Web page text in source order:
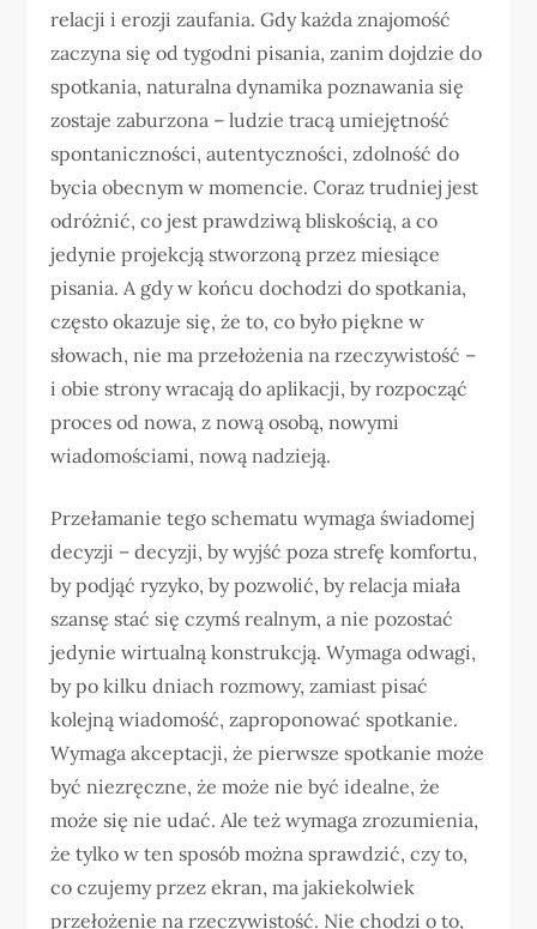
relacji i erozji zaufania. Gdy każda znajomość
zaczyna się od tygodni pisania, zanim dojdzie do
spotkania, naturalna dynamika poznawania się
zostaje zaburzona – ludzie tracą umiejętność
spontaniczności, autentyczności, zdolność do
bycia obecnym w momencie. Coraz trudniej jest
odróżnić, co jest prawdziwą bliskością, a co
jedynie projekcją stworzoną przez miesiące
pisania. A gdy w końcu dochodzi do spotkania,
często okazuje się, że to, co było piękne w
słowach, nie ma przełożenia na rzeczywistość –
i obie strony wracają do aplikacji, by rozpocząć
proces od nowa, z nową osobą, nowymi
wiadomościami, nową nadzieją.
Przełamanie tego schematu wymaga świadomej
decyzji – decyzji, by wyjść poza strefę komfortu,
by podjąć ryzyko, by pozwolić, by relacja miała
szansę stać się czymś realnym, a nie pozostać
jedynie wirtualną konstrukcją. Wymaga odwagi,
by po kilku dniach rozmowy, zamiast pisać
kolejną wiadomość, zaproponować spotkanie.
Wymaga akceptacji, że pierwsze spotkanie może
być niezręczne, że może nie być idealne, że
może się nie udać. Ale też wymaga zrozumienia,
że tylko w ten sposób można sprawdzić, czy to,
co czujemy przez ekran, ma jakiekolwiek
przełożenie na rzeczywistość. Nie chodzi o to,